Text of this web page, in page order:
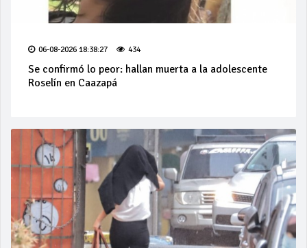
06-08-2026 18:38:27 434
Se confirmó lo peor: hallan muerta a la adolescente
Roselín en Caazapá